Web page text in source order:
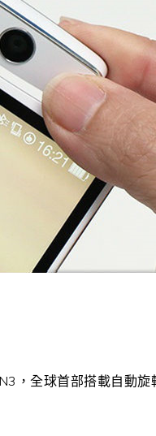
，全球首部搭載自動旋